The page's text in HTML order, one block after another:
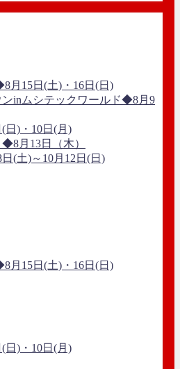
月15日(土)・16日(日)
inムシテックワールド◆8月9
)・10日(月)
月13日（木）
(土)～10月12日(日)
月15日(土)・16日(日)
)・10日(月)